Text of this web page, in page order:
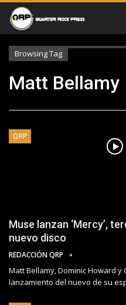
Browsing Tag
Matt Bellamy
QRP
Muse lanzan ‘Mercy’,
nuevo disco
REDACCIÓN QRP
Matt Bellamy, Dominic Howard
lanzamiento del nuevo de su